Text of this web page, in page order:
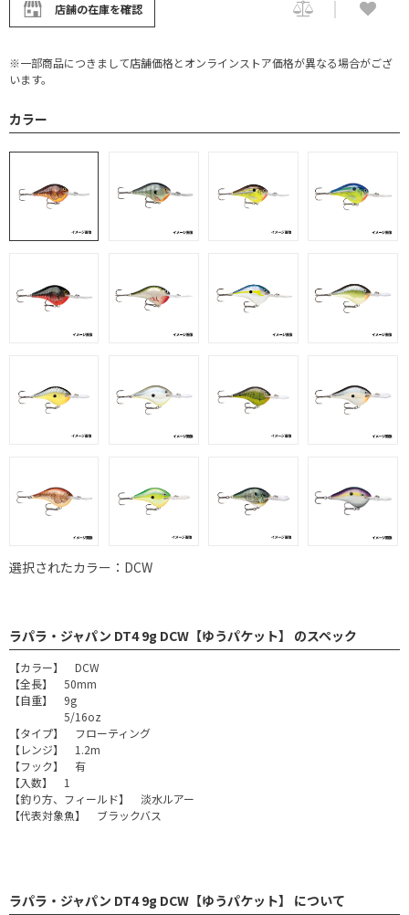
店舗の在庫を確認
※一部商品につきまして店舗価格とオンラインストア価格が異なる場合がござ
います。
カラー
選択されたカラー：DCW
ラパラ・ジャパン DT4 9g DCW【ゆうパケット】 のスペック
【カラー】 DCW
【全長】 50mm
【自重】 9g
5/16oz
【タイプ】 フローティング
【レンジ】 1.2m
【フック】 有
【入数】 1
【釣り方、フィールド】 淡水ルアー
【代表対象魚】 ブラックバス
ラパラ・ジャパン DT4 9g DCW【ゆうパケット】 について